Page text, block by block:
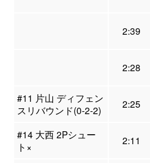
2:39
2:28
#11 片山 ディフェン
スリバウンド(0-2-2)
2:25
#14 大西 2Pシュー
ト×
2:11